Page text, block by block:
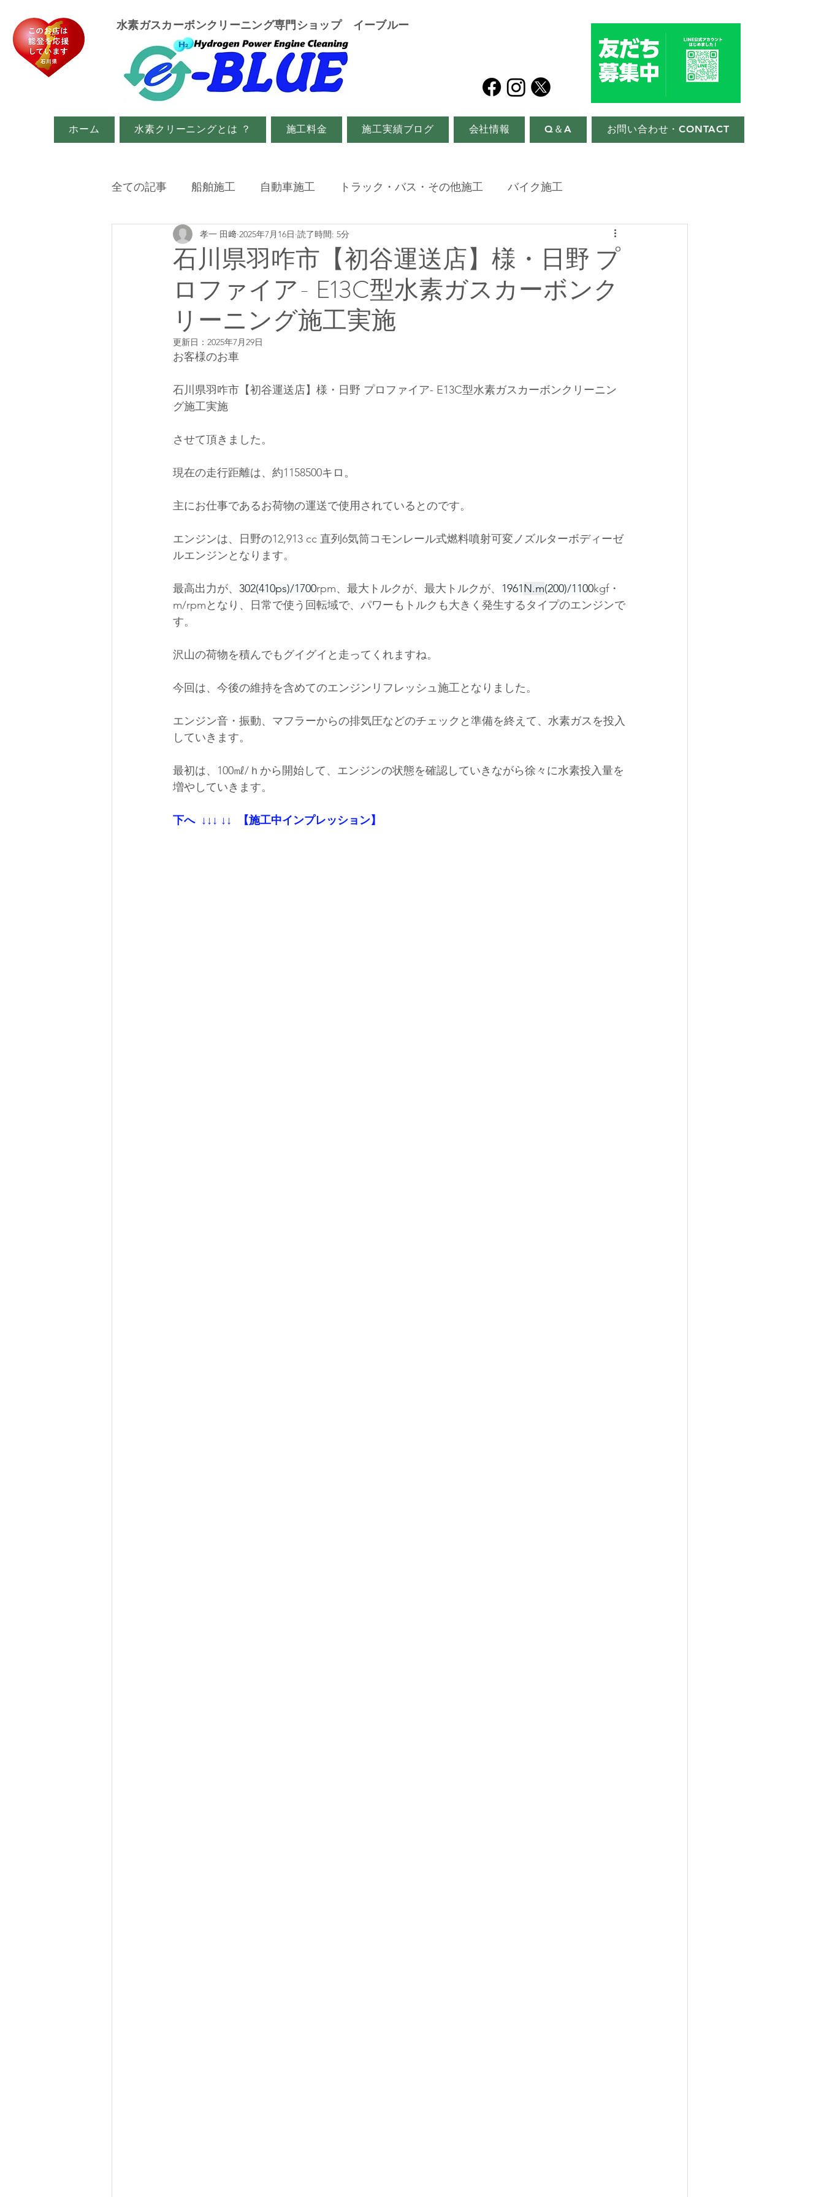
​水素ガスカーボンクリーニング専門ショップ イーブルー
ホーム 水素クリーニングとは ？ 施工料金 施工実績ブログ 会社情報 Q＆A お問い合わせ・CONTACT
全ての記事 船舶施工 自動車施工 トラック・バス・その他施工 バイク施工
イベント・メディア関係
石川県羽咋市【初谷運送店】様・日野 プ
ロファイア- E13C型水素ガスカーボンク
リーニング施工実施
孝一 田﨑 2025年7月16日 読了時間: 5分
更新日： 2025年7月29日
お客様のお車
石川県羽咋市【初谷運送店】様・日野 プロファイア- E13C型水素ガスカーボンクリーニン
グ施工実施
させて頂きました。
現在の走行距離は、約1158500キロ。
主にお仕事であるお荷物の運送で使用されているとのです。
エンジンは、日野の12,913 cc 直列6気筒コモンレール式燃料噴射可変ノズルターボディーゼ
ルエンジンとなります。
最高出力が、 302(410ps)/1700rpm、最大トルクが、最大トルクが、 1961N.m(200)/1100kgf・
m/rpmとなり、日常で使う回転域で、パワーもトルクも大きく発生するタイプのエンジンで
す。
沢山の荷物を積んでもグイグイと走ってくれますね。
今回は、今後の維持を含めてのエンジンリフレッシュ施工となりました。
エンジン音・振動、マフラーからの排気圧などのチェックと準備を終えて、水素ガスを投入
していきます。
最初は、100㎖/ｈから開始して、エンジンの状態を確認していきながら徐々に水素投入量を
増やしていきます。
下へ  ↓↓↓ ↓↓  【施工中インプレッション】